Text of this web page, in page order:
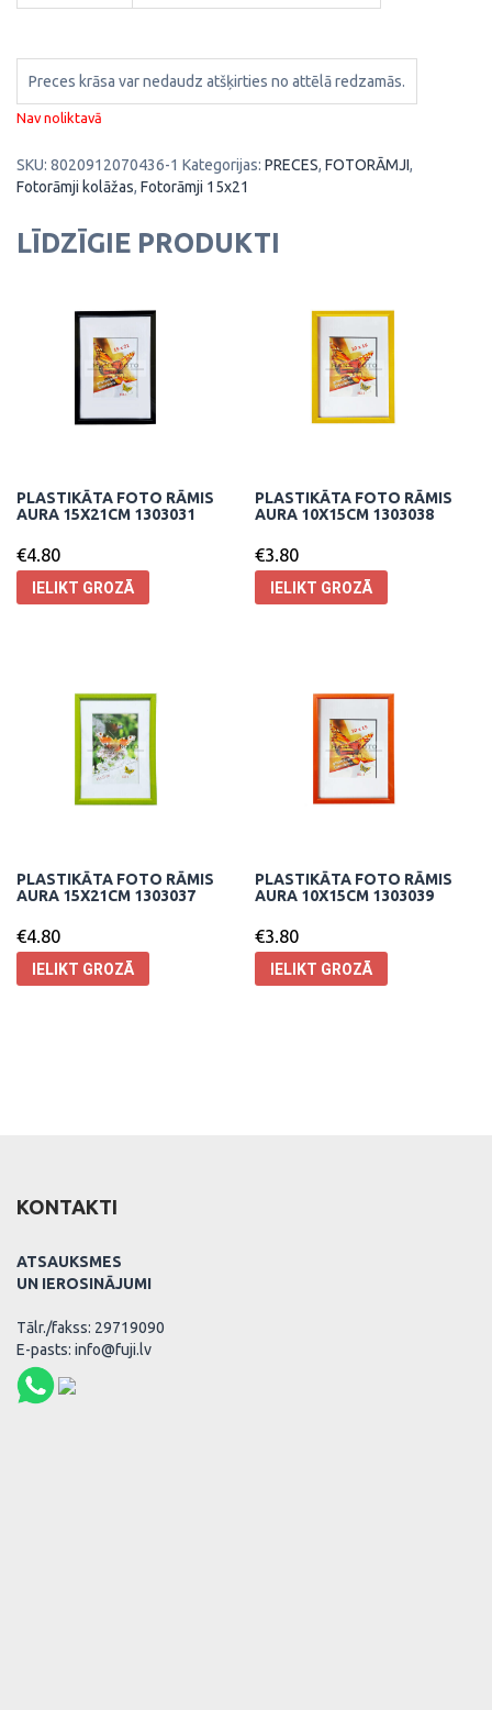
Preces krāsa var nedaudz atšķirties no attēlā redzamās.
Nav noliktavā
SKU: 8020912070436-1 Kategorijas: PRECES, FOTORĀMJI,
Fotorāmji kolāžas, Fotorāmji 15x21
LĪDZĪGIE PRODUKTI
PLASTIKĀTA FOTO RĀMIS
AURA 15X21CM 1303031
€4.80
IELIKT GROZĀ
PLASTIKĀTA FOTO RĀMIS
AURA 10X15CM 1303038
€3.80
IELIKT GROZĀ
PLASTIKĀTA FOTO RĀMIS
AURA 15X21CM 1303037
€4.80
IELIKT GROZĀ
PLASTIKĀTA FOTO RĀMIS
AURA 10X15CM 1303039
€3.80
IELIKT GROZĀ
KONTAKTI
ATSAUKSMES
UN IEROSINĀJUMI
Tālr./fakss: 29719090
E-pasts: info@fuji.lv